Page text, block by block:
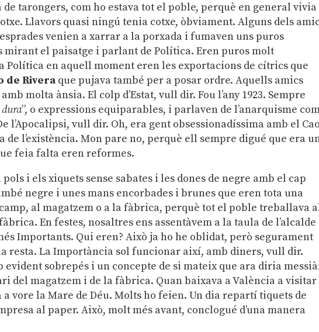
de tarongers, com ho estava tot el poble, perquè en general vivia
Llavors quasi ningú tenia cotxe, òbviament. Alguns dels
venien a xarrar a la porxada i fumaven uns puros
el paisatge i parlant de Política. Eren puros molt
Política en aquell moment eren les exportacions de cítrics que
de Rivera que pujava també per a posar ordre. Aquells amics
molta ànsia. El colp d’Estat, vull dir. Fou l’any 1923. Sempre
”, o expressions equiparables, i parlaven de l’anarquisme
l’Apocalipsi, vull dir. Oh, era gent obsessionadíssima amb el
de l’existència. Mon pare no, perquè ell sempre digué que era
feia falta eren reformes.
i els xiquets sense sabates i les dones de negre amb el cap
negre i unes mans encorbades i brunes que eren tota una
al magatzem o a la fàbrica, perquè tot el poble treballava
En festes, nosaltres ens assentàvem a la taula de
Importants. Qui eren? Això ja ho he oblidat, però segurament
resta. La Importància sol funcionar així, amb diners, vull dir.
evident sobrepés i un concepte de si mateix que ara diria
del magatzem i de la fàbrica. Quan baixava a València a visitar
vore la Mare de Déu. Molts ho feien. Un dia repartí tiquets de
al paper. Això, molt més avant, conclogué d’una manera